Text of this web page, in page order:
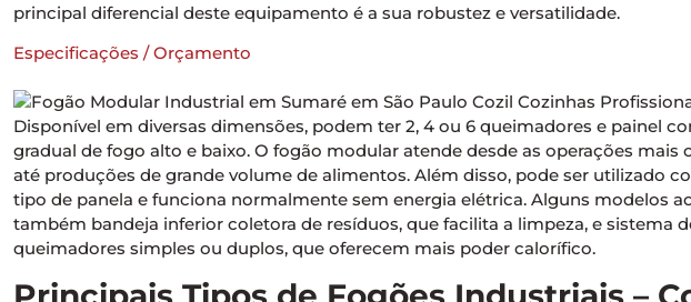
principal diferencial deste equipamento é a sua robustez e versatilidade.
Especificações / Orçamento
Disponível em diversas dimensões, podem ter 2, 4 ou 6 queimadores e painel
gradual de fogo alto e baixo. O fogão modular atende desde as operações mais
até produções de grande volume de alimentos. Além disso, pode ser utilizado
tipo de panela e funciona normalmente sem energia elétrica. Alguns modelos
também bandeja inferior coletora de resíduos, que facilita a limpeza, e sistema
queimadores simples ou duplos, que oferecem mais poder calorífico.